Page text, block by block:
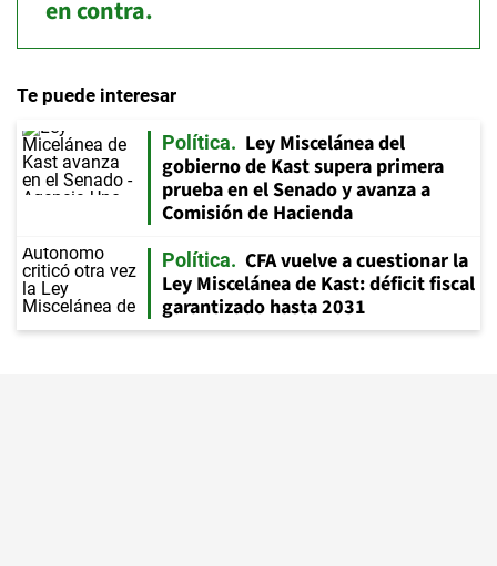
en contra.
Te puede interesar
Política
Ley Miscelánea del
gobierno de Kast supera primera
prueba en el Senado y avanza a
Comisión de Hacienda
Política
CFA vuelve a cuestionar la
Ley Miscelánea de Kast: déficit fiscal
garantizado hasta 2031